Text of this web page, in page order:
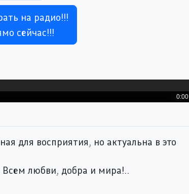
на радио!!!
сейчас!!!
0:00
для восприятия, но актуальна в это
любви, добра и мира!..